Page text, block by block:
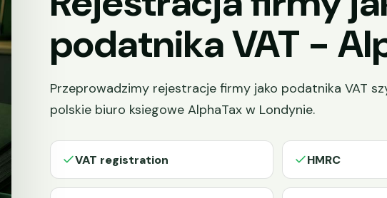
podatnika VAT -
Przeprowadzimy rejestracje firmy jako podatnika VAT
polskie biuro ksiegowe AlphaTax w Londynie.
VAT registration HMRC